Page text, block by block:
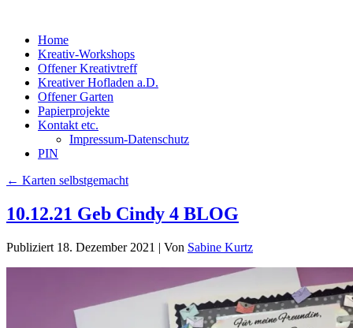
Home
Kreativ-Workshops
Offener Kreativtreff
Kreativer Hofladen a.D.
Offener Garten
Papierprojekte
Kontakt etc.
Impressum-Datenschutz
PIN
← Karten selbstgemacht
10.12.21 Geb Cindy 4 BLOG
Publiziert 18. Dezember 2021 | Von Sabine Kurtz